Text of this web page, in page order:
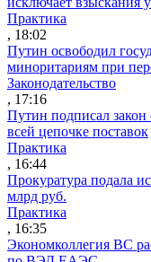
Практика
, 18:02
Путин освободил
миноритариям при
Законодательство
, 17:16
Путин подписал
всей цепочке поставок
Практика
, 16:44
Прокуратура подала
млрд руб.
Практика
, 16:35
Экономколлегия ВС